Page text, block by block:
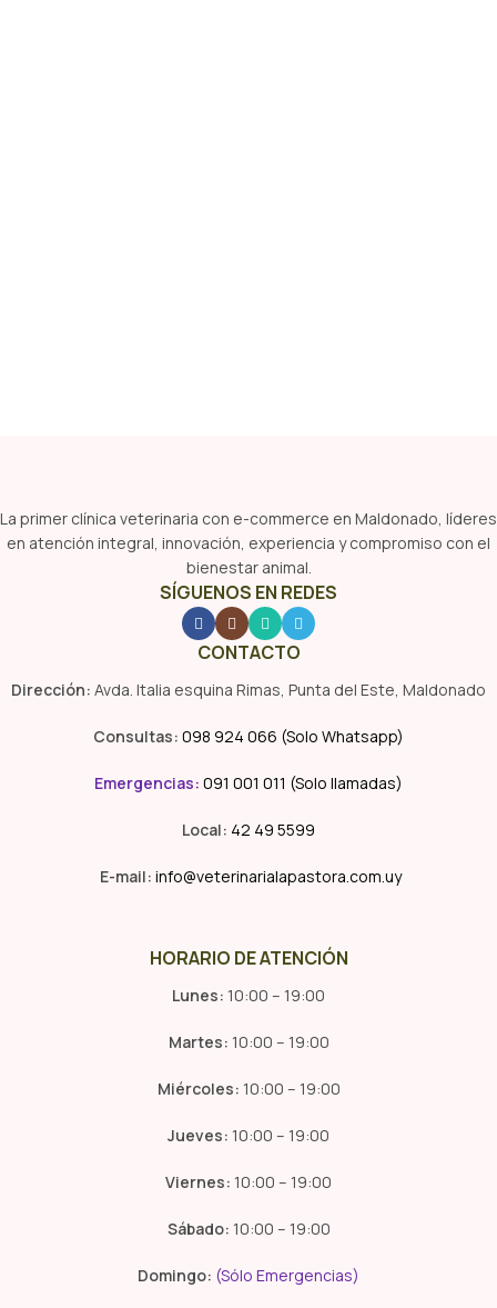
La primer clínica veterinaria con e-commerce en Maldonado, líderes
en atención integral, innovación, experiencia y compromiso con el
bienestar animal.
SÍGUENOS EN REDES
CONTACTO
Dirección: Avda. Italia esquina Rimas, Punta del Este, Maldonado
Consultas: 098 924 066 (Solo Whatsapp)
Emergencias: 091 001 011 (Solo llamadas)
Local: 42 49 5599
E-mail: info@veterinarialapastora.com.uy
HORARIO DE ATENCIÓN
Lunes: 10:00 – 19:00
Martes: 10:00 – 19:00
Miércoles: 10:00 – 19:00
Jueves: 10:00 – 19:00
Viernes: 10:00 – 19:00
Sábado: 10:00 – 19:00
Domingo: (Sólo Emergencias)